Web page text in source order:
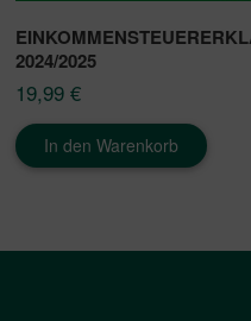
2024/2025
19,99 €
In den Warenkorb